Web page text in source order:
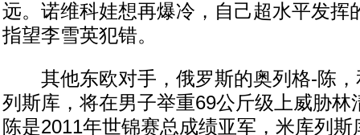
远。诺维科娃想再爆冷，自己超水平发挥
指望李雪英犯错。
其他东欧对手，俄罗斯的奥列格-陈，
列斯库，将在男子举重69公斤级上威胁林
陈是2011年世锦赛总成绩亚军，米库列